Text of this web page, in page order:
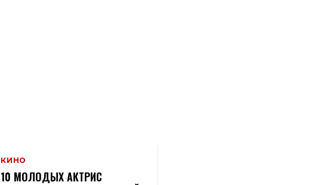
КИНО
10 МОЛОДЫХ АКТРИС